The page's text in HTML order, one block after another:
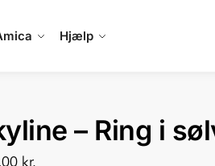
Hjælp
– Ring i